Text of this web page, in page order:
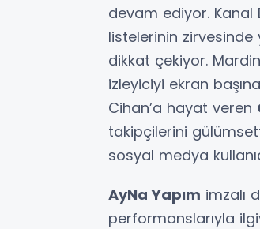
devam ediyor. Kanal
listelerinin
dikkat çekiyor.
izleyiciyi ekran
Cihan’a hayat veren
takipçilerini
sosyal medya
AyNa Yapım imzalı
performanslarıyla